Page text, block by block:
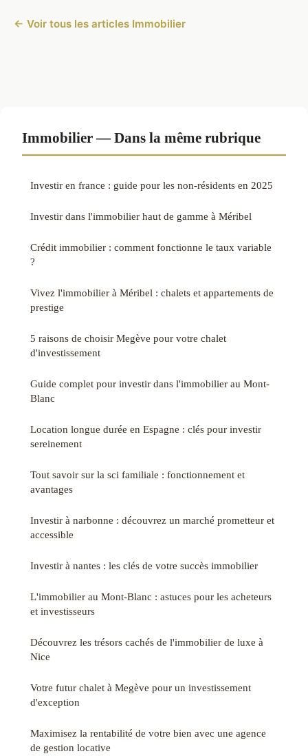
← Voir tous les articles Immobilier
Immobilier — Dans la même rubrique
Investir en france : guide pour les non-résidents en 2025
Investir dans l'immobilier haut de gamme à Méribel
Crédit immobilier : comment fonctionne le taux variable
?
Vivez l'immobilier à Méribel : chalets et appartements de
prestige
5 raisons de choisir Megève pour votre chalet
d'investissement
Guide complet pour investir dans l'immobilier au Mont-
Blanc
Location longue durée en Espagne : clés pour investir
sereinement
Tout savoir sur la sci familiale : fonctionnement et
avantages
Investir à narbonne : découvrez un marché prometteur et
accessible
Investir à nantes : les clés de votre succès immobilier
L'immobilier au Mont-Blanc : astuces pour les acheteurs
et investisseurs
Découvrez les trésors cachés de l'immobilier de luxe à
Nice
Votre futur chalet à Megève pour un investissement
d'exception
Maximisez la rentabilité de votre bien avec une agence
de gestion locative